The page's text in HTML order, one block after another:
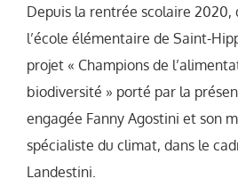
Depuis la rentrée scolaire 2020,
l’école élémentaire de Saint-
projet « Champions de
biodiversité » porté par la
engagée Fanny Agostini et son
spécialiste du climat, dans le
Landestini.